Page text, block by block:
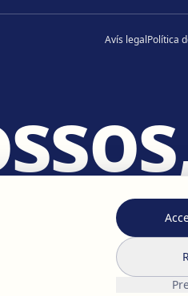
Avís legalPolítica
.